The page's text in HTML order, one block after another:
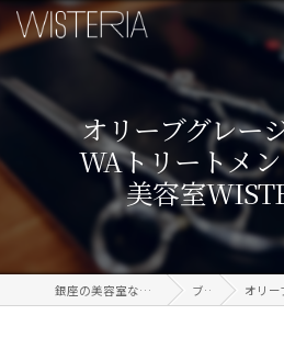
オリーブグレー
WAトリートメン
美容室
銀座の美容室なら信頼のWISTERIA ブログ オリーブグ